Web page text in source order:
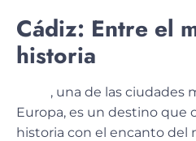
Cádiz: Entre el
historia
, una de las ciudades
Europa, es un destino que
historia con el encanto del